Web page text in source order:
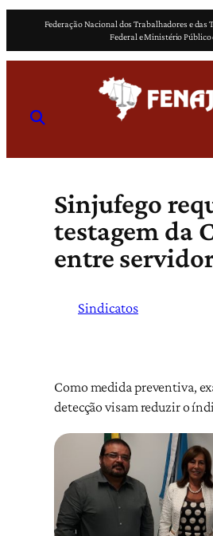
o
Federação Nacional dos Trabalhadores e
Federal e Ministério
Sinjufego
testagem da
entre
Sindicatos
Como medida preventiva,
detecção visam reduzir o